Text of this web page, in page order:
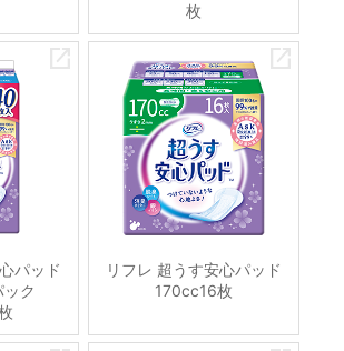
枚
パッド
ック
リフレ 超うす安心パッド
170cc16枚